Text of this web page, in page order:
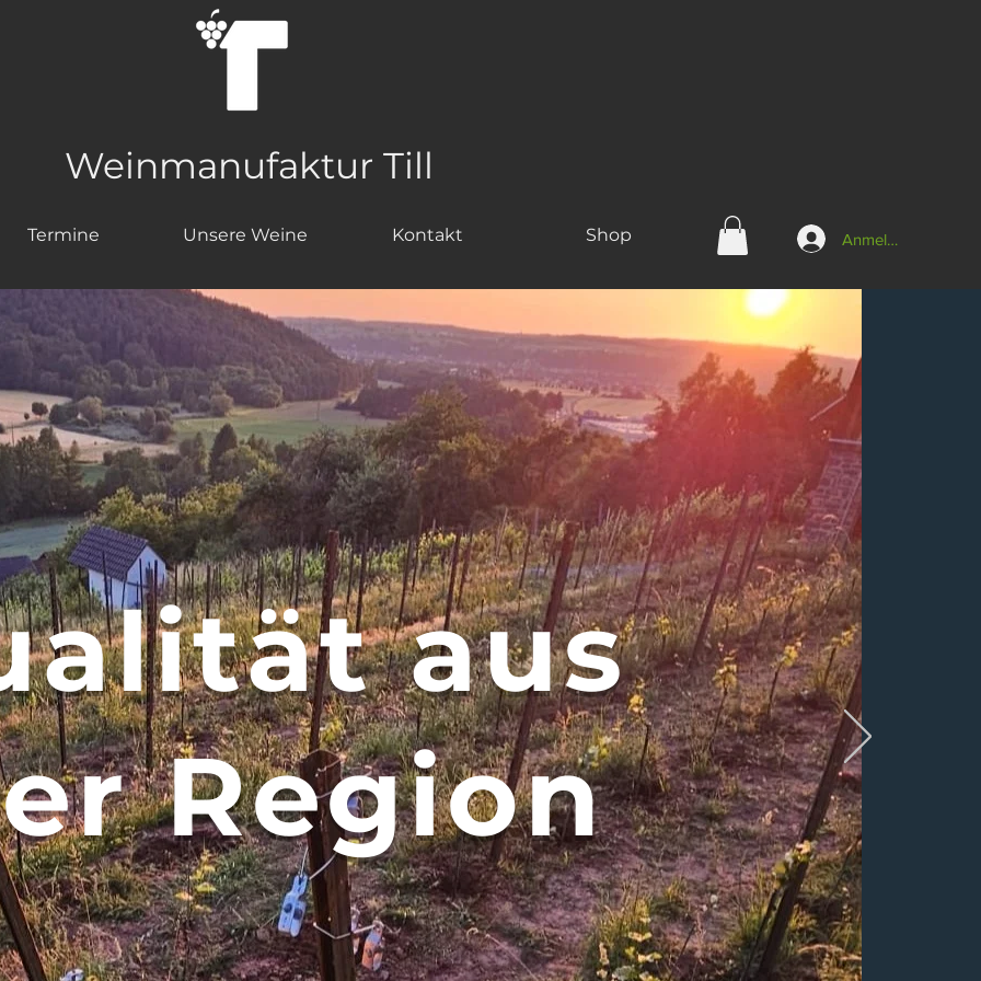
Weinmanufaktur Till
Termine Unsere Weine Kontakt Shop Anmelden
aus
Region